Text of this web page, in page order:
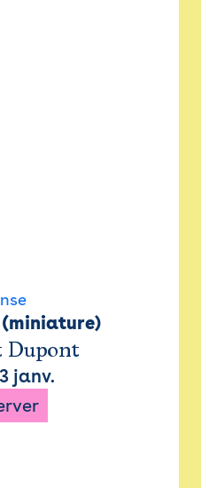
Dupont
janv.